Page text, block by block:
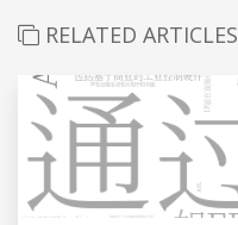
RELATED ARTICLES